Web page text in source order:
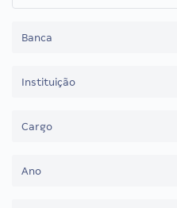
Banca
Instituição
Cargo
Ano